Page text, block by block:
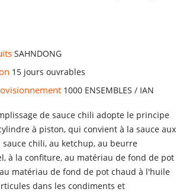
SAHNDONG
15 jours ouvrables
1000 ENSEMBLES / IAN
de sauce chili adopte le principe
à piston, qui convient à la sauce aux
sauce chili, au ketchup, au beurre
à la confiture, au matériau de fond de pot
matériau de fond de pot chaud à l'huile
dans les condiments et